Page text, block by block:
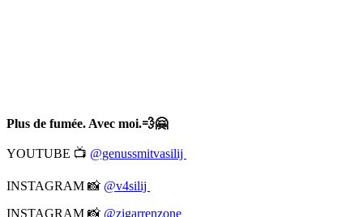
Plus de fumée. Avec moi.💨🤗
YOUTUBE 📺 @genussmitvasilij
INSTAGRAM 📸 @v4silij
INSTAGRAM 📸 @zigarrenzone